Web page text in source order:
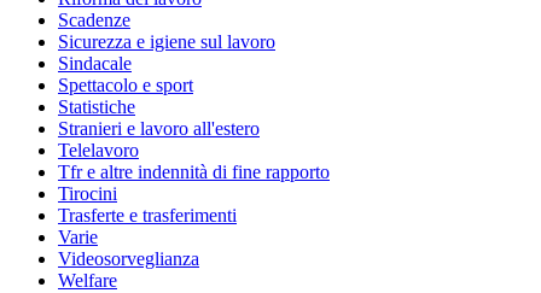
Scadenze
Sicurezza e igiene sul lavoro
Sindacale
Spettacolo e sport
Statistiche
Stranieri e lavoro all'estero
Telelavoro
Tfr e altre indennità di fine rapporto
Tirocini
Trasferte e trasferimenti
Varie
Videosorveglianza
Welfare